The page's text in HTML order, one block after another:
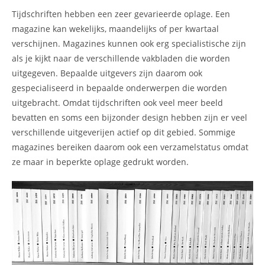
Tijdschriften hebben een zeer gevarieerde oplage. Een
magazine kan wekelijks, maandelijks of per kwartaal
verschijnen. Magazines kunnen ook erg specialistische zijn
als je kijkt naar de verschillende vakbladen die worden
uitgegeven. Bepaalde uitgevers zijn daarom ook
gespecialiseerd in bepaalde onderwerpen die worden
uitgebracht. Omdat tijdschriften ook veel meer beeld
bevatten en soms een bijzonder design hebben zijn er veel
verschillende uitgeverijen actief op dit gebied. Sommige
magazines bereiken daarom ook een verzamelstatus omdat
ze maar in beperkte oplage gedrukt worden.